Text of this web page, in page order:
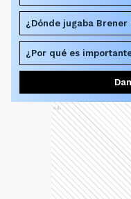
¿Dónde jugaba
¿Por qué es
Ads